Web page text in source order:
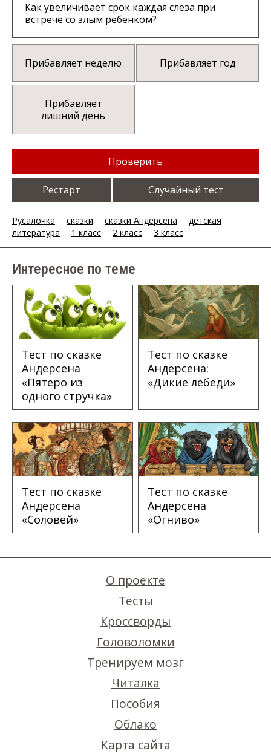
Как увеличивает срок каждая слеза при
встрече со злым ребенком?
Прибавляет неделю Прибавляет год
Прибавляет
лишний день
Проверить
Рестарт Случайный тест
Русалочка сказки сказки Андерсена
детская
литература
1 класс 2 класс 3 класс
Интересное по теме
Тест по сказке
Андерсена
«Пятеро из
одного стручка»
Тест по сказке
Андерсена:
«Дикие лебеди»
Тест по сказке
Андерсена
«Соловей»
Тест по сказке
Андерсена
«Огниво»
О проекте
Тесты
Кроссворды
Головоломки
Тренируем мозг
Читалка
Пособия
Облако
Карта сайта